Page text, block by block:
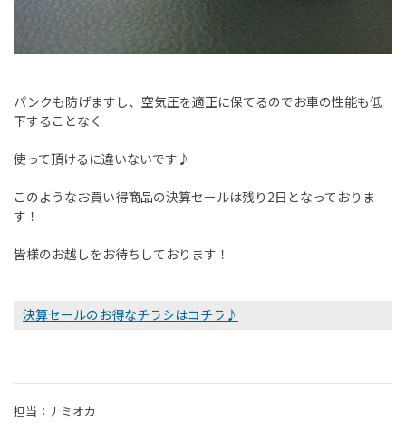
パンクも防げますし、空気圧を適正に保てるのでお車の性能も低
下することなく
使って頂けるに違いないです♪
このようなお買い得商品の決算セールは残り2日となっておりま
す！
皆様のお越しをお待ちしております！
決算セールのお得なチラシはコチラ♪
担当：ナミオカ